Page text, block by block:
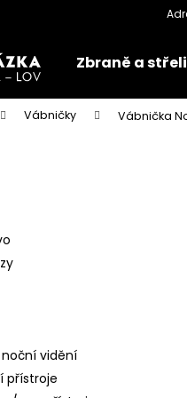
Zbraně a
Vábničky Vábnička
vidění
přístroje